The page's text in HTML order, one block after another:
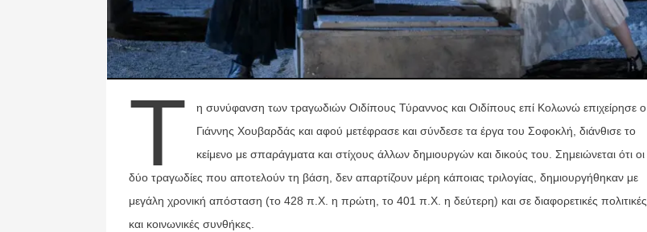
Τ
η συνύφανση των τραγωδιών Οιδίπους Τύραννος και Οιδίπους επί Κολωνώ επιχείρησε ο
Γιάννης Χουβαρδάς και αφού μετέφρασε και σύνδεσε τα έργα του Σοφοκλή, διάνθισε το
κείμενο με σπαράγματα και στίχους άλλων δημιουργών και δικούς του. Σημειώνεται ότι οι
δύο τραγωδίες που αποτελούν τη βάση, δεν απαρτίζουν μέρη κάποιας τριλογίας, δημιουργήθηκαν με
μεγάλη χρονική απόσταση (το 428 π.Χ. η πρώτη, το 401 π.Χ. η δεύτερη) και σε διαφορετικές πολιτικές
και κοινωνικές συνθήκες.